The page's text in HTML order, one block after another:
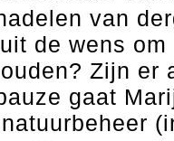
van
de wens
Zijn er
gaat